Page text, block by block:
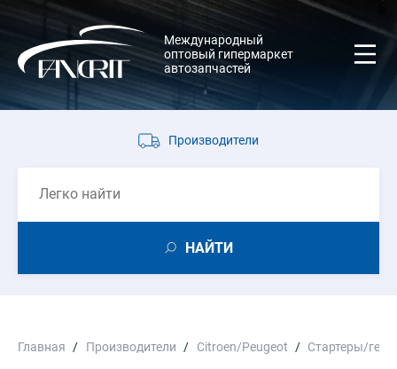
Международный
оптовый гипермаркет
автозапчастей
Производители
НАЙТИ
Главная Производители Citroen/Peugeot Стартеры/